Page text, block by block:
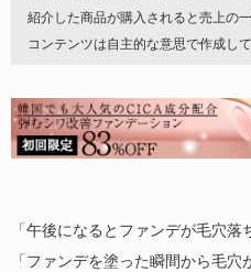
紹介した商品が購入されると売上の
コンテンツは自主的な意思で作成して
「午後になるとファンデが毛穴落
「ファンデを塗った瞬間から毛穴